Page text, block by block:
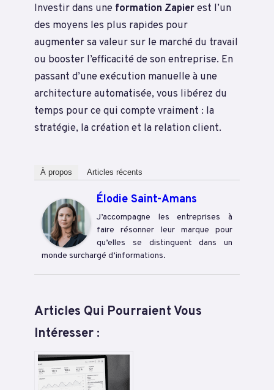
Investir dans une formation Zapierest l’un
des moyens les plus rapides pour
augmenter sa valeur sur le marché du travail
ou booster l’efficacité de son entreprise. En
passant d’une exécution manuelle à une
architecture automatisée, vous libérez du
temps pour ce qui compte vraiment : la
stratégie, la création et la relation client.
À propos Articles récents
Élodie Saint-Amans
J’accompagne les entreprises à
faire résonner leur marque pour
qu’elles se distinguent dans un
monde surchargé d’informations.
Articles Qui Pourraient Vous
Intéresser :